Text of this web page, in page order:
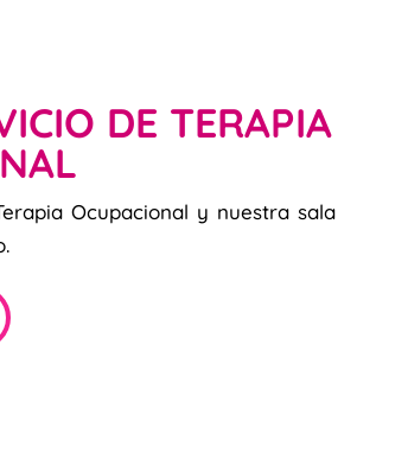
DE TERAPIA
Ocupacional y nuestra sala